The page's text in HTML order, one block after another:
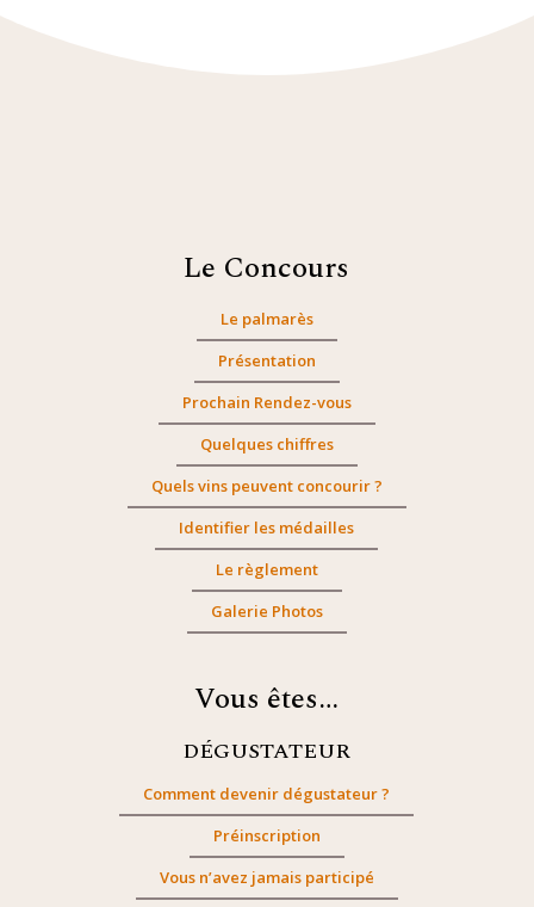
Le Concours
Le palmarès
Présentation
Prochain Rendez-vous
Quelques chiffres
Quels vins peuvent concourir ?
Identifier les médailles
Le règlement
Galerie Photos
Vous êtes…
DÉGUSTATEUR
Comment devenir dégustateur ?
Préinscription
Vous n’avez jamais participé